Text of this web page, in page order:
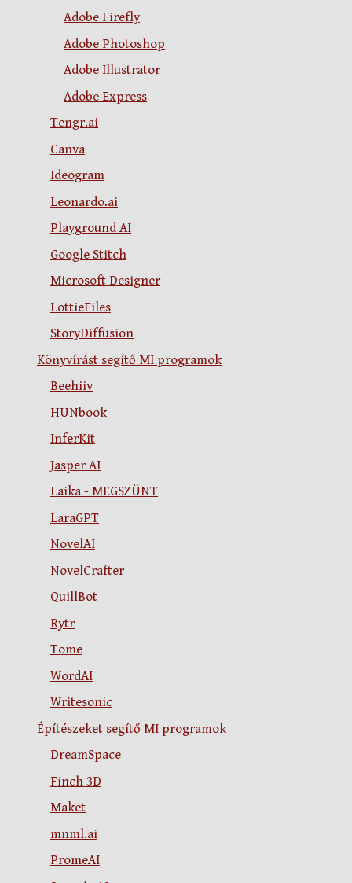
Adobe Firefly
Adobe Photoshop
Adobe Illustrator
Adobe Express
Tengr.ai
Canva
Ideogram
Leonardo.ai
Playground AI
Google Stitch
Microsoft Designer
LottieFiles
StoryDiffusion
Könyvírást segítő MI programok
Beehiiv
HUNbook
InferKit
Jasper AI
Laika - MEGSZÜNT
LaraGPT
NovelAI
NovelCrafter
QuillBot
Rytr
Tome
WordAI
Writesonic
Építészeket segítő MI programok
DreamSpace
Finch 3D
Maket
mnml.ai
PromeAI